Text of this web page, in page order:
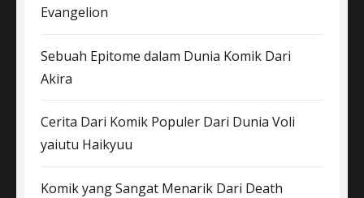
Evangelion
Sebuah Epitome dalam Dunia Komik Dari
Akira
Cerita Dari Komik Populer Dari Dunia Voli
yaiutu Haikyuu
Komik yang Sangat Menarik Dari Death